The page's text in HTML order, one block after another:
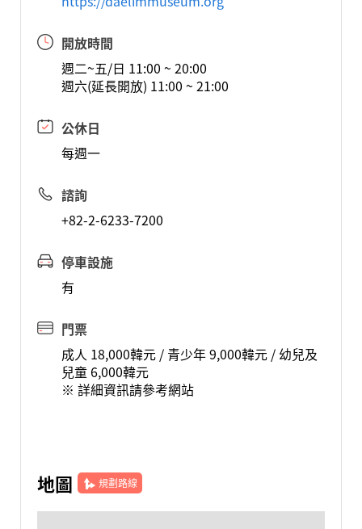
開放時間
週二~五/日 11:00 ~ 20:00
週六(延長開放) 11:00 ~ 21:00
公休日
每週一
諮詢
+82-2-6233-7200
停車設施
有
門票
成人 18,000韓元 / 青少年 9,000韓元 / 幼兒及
兒童 6,000韓元
※ 詳細資訊請參考網站
地圖 規劃路線